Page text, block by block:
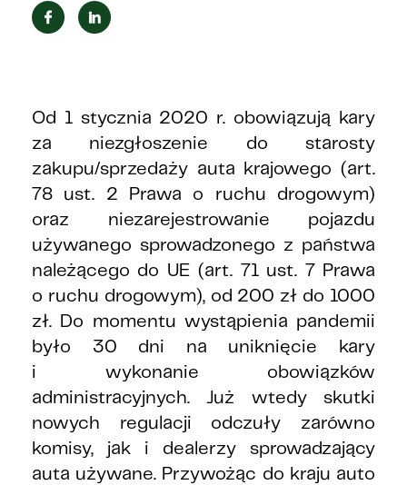
Od 1 stycznia 2020 r. obowiązują kary
za niezgłoszenie do starosty
zakupu/sprzedaży auta krajowego (art.
78 ust. 2 Prawa o ruchu drogowym)
oraz niezarejestrowanie pojazdu
używanego sprowadzonego z państwa
należącego do UE (art. 71 ust. 7 Prawa
o ruchu drogowym), od 200 zł do 1000
zł. Do momentu wystąpienia pandemii
było 30 dni na uniknięcie kary
i wykonanie obowiązków
administracyjnych. Już wtedy skutki
nowych regulacji odczuły zarówno
komisy, jak i dealerzy sprowadzający
auta używane. Przywożąc do kraju auto